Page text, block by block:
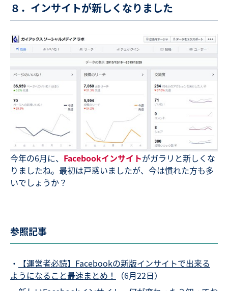
８．インサイトが新しくなりました
今年の6月に、 Facebookインサイトがガラリと新しくな
りましたね。最初は戸惑いましたが、今は慣れた方も多
いでしょうか？
参照記事
・
【運営者必読】Facebookの新版インサイトで出来る
ようになること最速まとめ！
（6月22日）